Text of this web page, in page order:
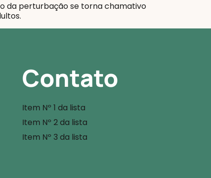
da perturbação se torna chamativo
Contato
Item Nº 1 da lista
Item Nº 2 da lista
Item Nº 3 da lista